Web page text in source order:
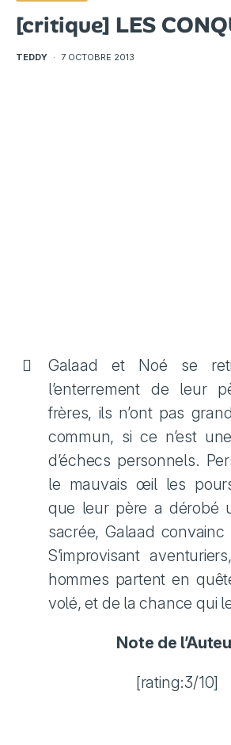
[critique] LES
TEDDY · 7 OCTOBRE 2013
Galaad et Noé se
l’enterrement de leur
frères, ils n’ont pas
commun, si ce n’est
d’échecs personnels.
le mauvais œil les
que leur père a dérobé
sacrée, Galaad convainc
S’improvisant
hommes partent en
volé, et de la chance qui
Note de
[rating:3/10]